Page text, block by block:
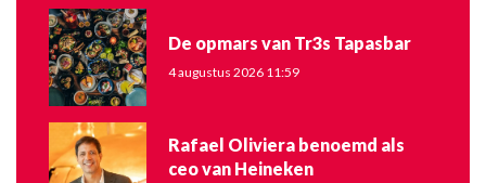
De opmars van Tr3s Tapasbar
4 augustus 2026 11:59
Rafael Oliviera benoemd als
ceo van Heineken